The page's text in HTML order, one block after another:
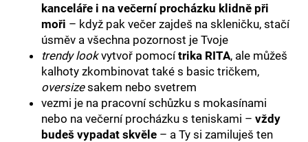
kanceláře i na večerní procházku klidně při
moři – když pak večer zajdeš na skleničku, stačí
úsměv a všechna pozornost je Tvoje
trendy lookvytvoř pomocítrika RITA, ale můžeš
kalhoty zkombinovat také s basic tričkem,
oversizesakem nebo svetrem
vezmi je na pracovní schůzku s mokasínami
nebo na večerní procházku s teniskami – vždy
budeš vypadat skvěle – a Ty si zamiluješ ten